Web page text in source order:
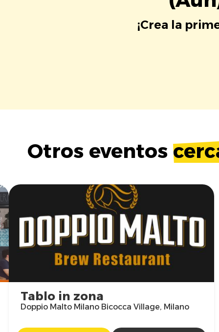
¡Crea la
Otros eventos
Tablo in zona
Doppio Malto Milano Bicocca Village, Milano